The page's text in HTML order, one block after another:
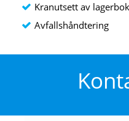
Kranutsett av
Avfallshåndtering